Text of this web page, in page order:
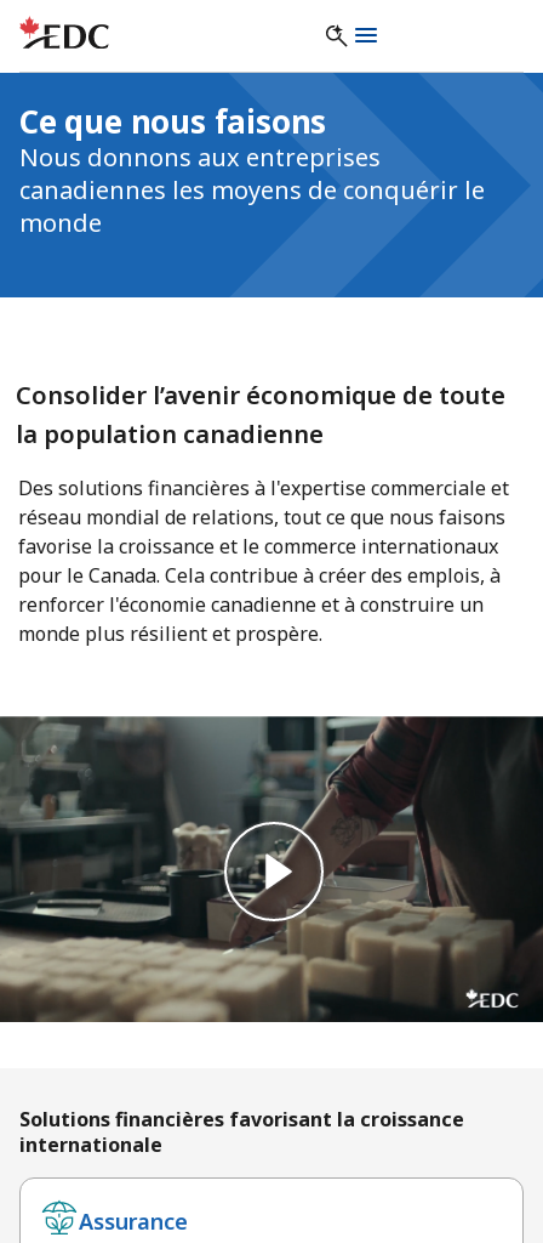
Ce que nous faisons
Nous donnons aux entreprises
canadiennes les moyens de conquérir le
monde
Consolider l’avenir économique de toute
la population canadienne
Des solutions financières à l'expertise commerciale et
réseau mondial de relations, tout ce que nous faisons
favorise la croissance et le commerce internationaux
pour le Canada. Cela contribue à créer des emplois, à
renforcer l'économie canadienne et à construire un
monde plus résilient et prospère.
Solutions financières favorisant la croissance
internationale
Assurance